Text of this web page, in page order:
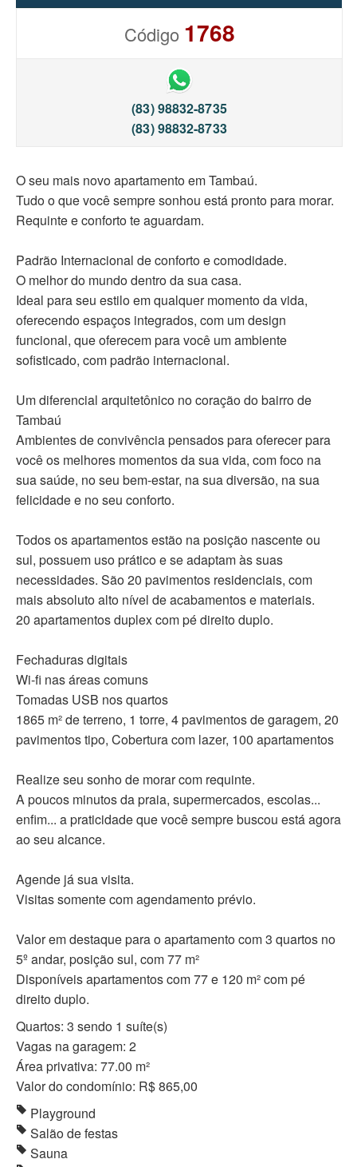
Código 1768
(83) 98832-8735
(83) 98832-8733
O seu mais novo apartamento em Tambaú.
Tudo o que você sempre sonhou está pronto para morar.
Requinte e conforto te aguardam.
Padrão Internacional de conforto e comodidade.
O melhor do mundo dentro da sua casa.
Ideal para seu estilo em qualquer momento da vida,
oferecendo espaços integrados, com um design
funcional, que oferecem para você um ambiente
sofisticado, com padrão internacional.
Um diferencial arquitetônico no coração do bairro de
Tambaú
Ambientes de convivência pensados para oferecer para
você os melhores momentos da sua vida, com foco na
sua saúde, no seu bem-estar, na sua diversão, na sua
felicidade e no seu conforto.
Todos os apartamentos estão na posição nascente ou
sul, possuem uso prático e se adaptam às suas
necessidades. São 20 pavimentos residenciais, com
mais absoluto alto nível de acabamentos e materiais.
20 apartamentos duplex com pé direito duplo.
Fechaduras digitais
Wi-fi nas áreas comuns
Tomadas USB nos quartos
1865 m² de terreno, 1 torre, 4 pavimentos de garagem, 20
pavimentos tipo, Cobertura com lazer, 100 apartamentos
Realize seu sonho de morar com requinte.
A poucos minutos da praia, supermercados, escolas...
enfim... a praticidade que você sempre buscou está agora
ao seu alcance.
Agende já sua visita.
Visitas somente com agendamento prévio.
Valor em destaque para o apartamento com 3 quartos no
5º andar, posição sul, com 77 m²
Disponíveis apartamentos com 77 e 120 m² com pé
direito duplo.
Quartos: 3 sendo 1 suíte(s)
Vagas na garagem: 2
Área privativa: 77.00 m²
Valor do condomínio: R$ 865,00
Playground
Salão de festas
Sauna